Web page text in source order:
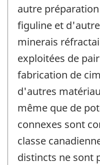
autre
figuline et
minerais
exploitées de
fabrication de
d'autres
même que de
connexes sont
classe
distincts ne sont